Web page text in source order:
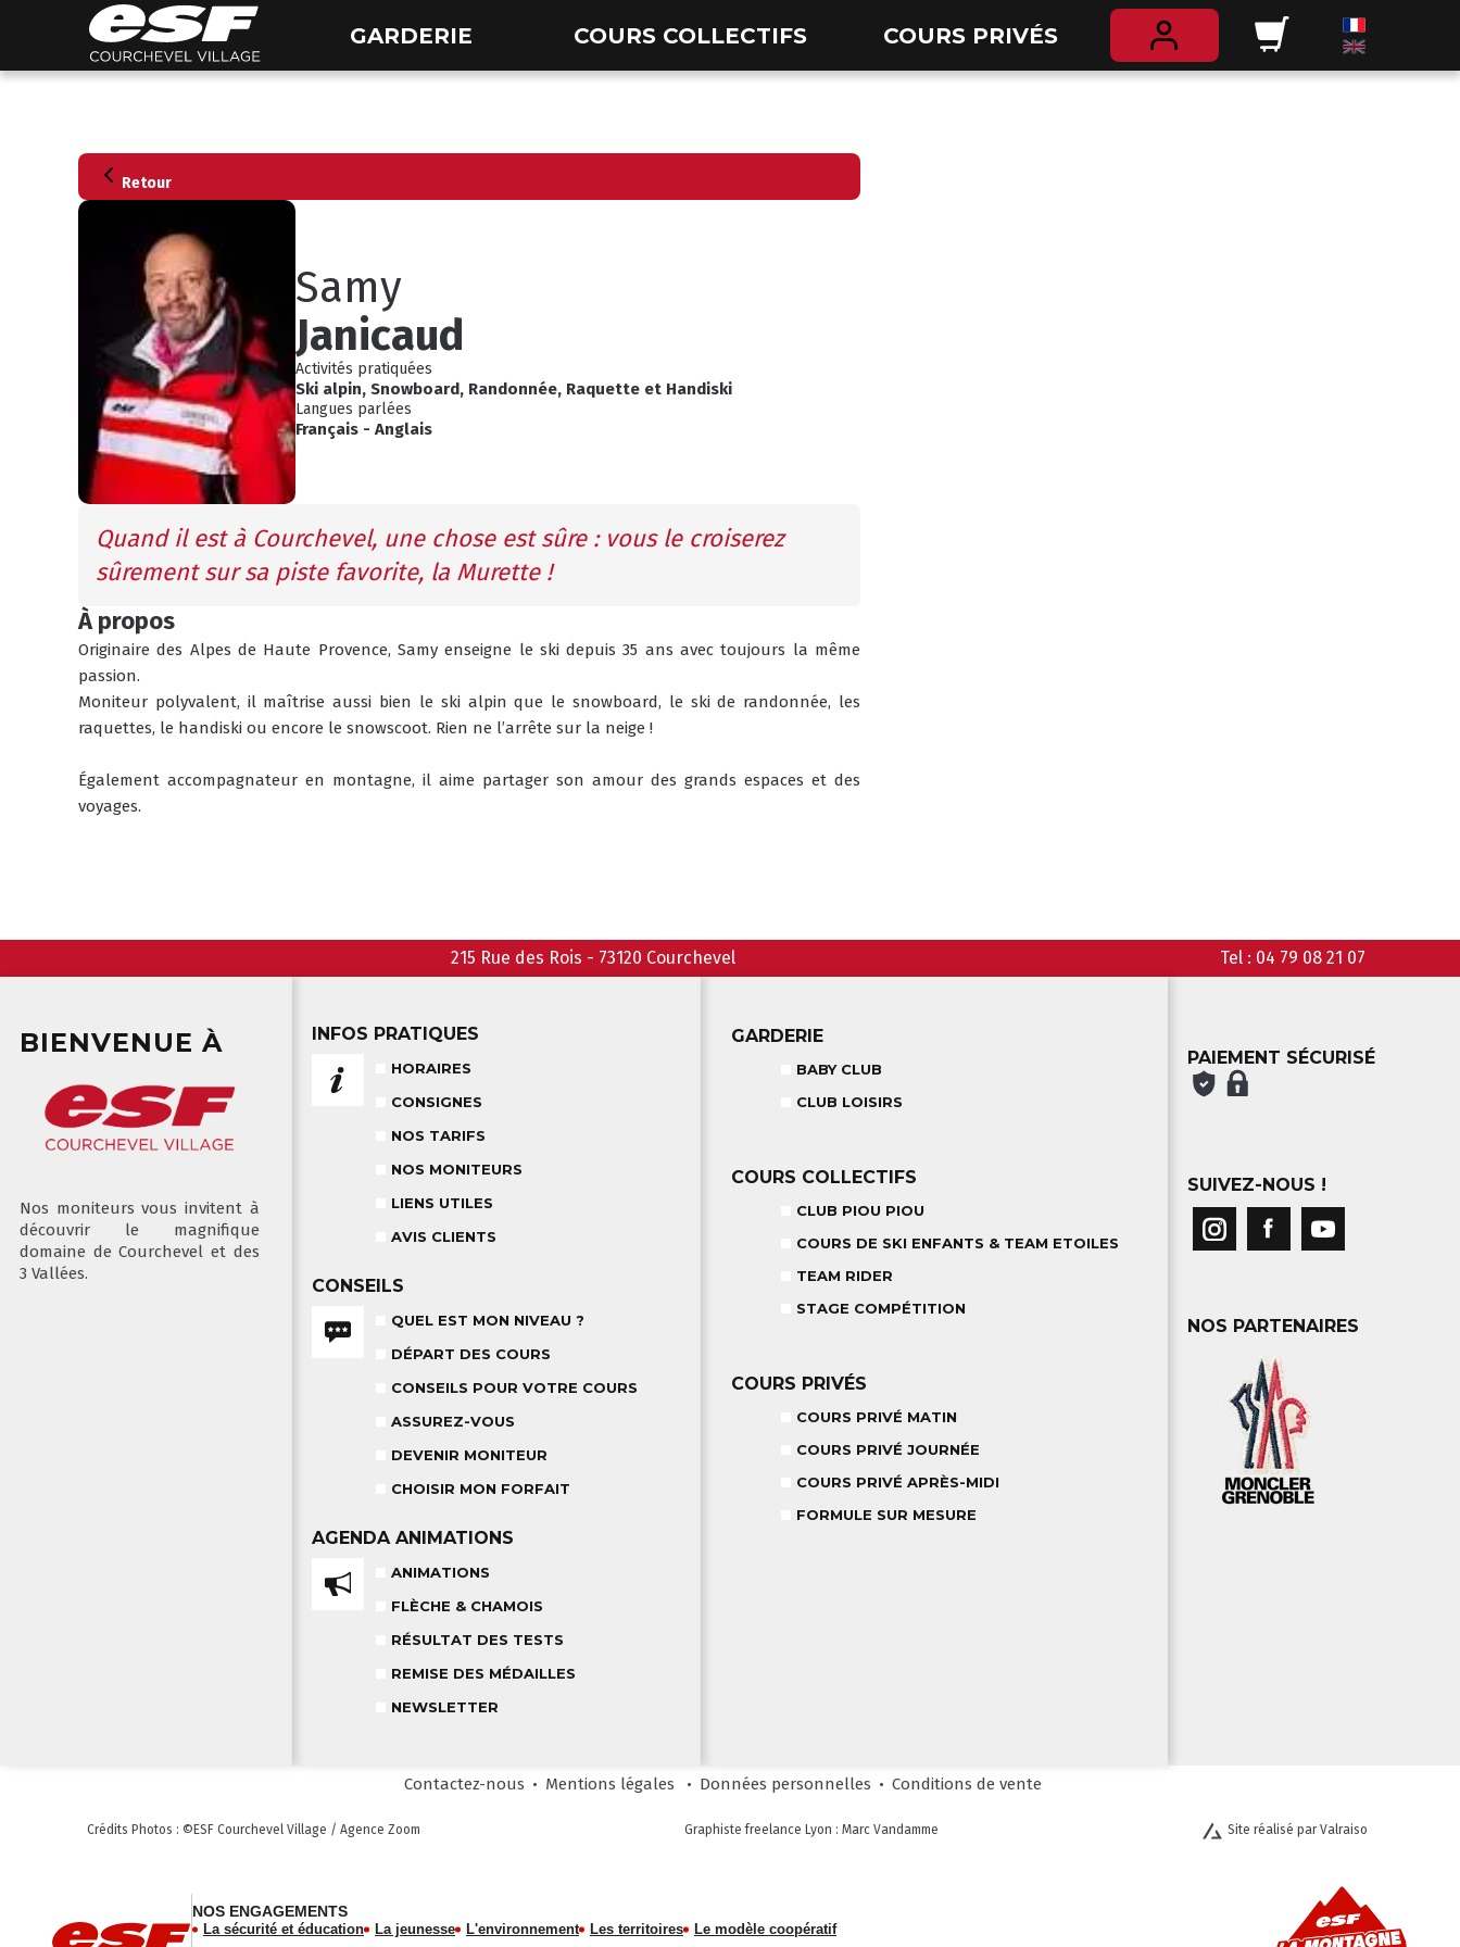
GARDERIE COURS COLLECTIFS COURS PRIVÉS
Retour
Samy
Janicaud
Activités pratiquées
Ski alpin, Snowboard, Randonnée, Raquette et Handiski
Langues parlées
Français - Anglais
Quand il est à Courchevel, une chose est sûre : vous le croiserez
sûrement sur sa piste favorite, la Murette !
À propos
Originaire des Alpes de Haute Provence, Samy enseigne le ski depuis 35 ans avec toujours la même
passion.
Moniteur polyvalent, il maîtrise aussi bien le ski alpin que le snowboard, le ski de randonnée, les
raquettes, le handiski ou encore le snowscoot. Rien ne l’arrête sur la neige !
Également accompagnateur en montagne, il aime partager son amour des grands espaces et des
voyages.
215 Rue des Rois - 73120 Courchevel Tel : 04 79 08 21 07
BIENVENUE À
Nos moniteurs vous invitent à
découvrir le magnifique
domaine de Courchevel et des
3 Vallées.
INFOS PRATIQUES
HORAIRES
CONSIGNES
NOS TARIFS
NOS MONITEURS
LIENS UTILES
AVIS CLIENTS
CONSEILS
QUEL EST MON NIVEAU ?
DÉPART DES COURS
CONSEILS POUR VOTRE COURS
ASSUREZ-VOUS
DEVENIR MONITEUR
CHOISIR MON FORFAIT
AGENDA ANIMATIONS
ANIMATIONS
FLÈCHE & CHAMOIS
RÉSULTAT DES TESTS
REMISE DES MÉDAILLES
NEWSLETTER
GARDERIE
BABY CLUB
CLUB LOISIRS
COURS COLLECTIFS
CLUB PIOU PIOU
COURS DE SKI ENFANTS & TEAM ETOILES
TEAM RIDER
STAGE COMPÉTITION
COURS PRIVÉS
COURS PRIVÉ MATIN
COURS PRIVÉ JOURNÉE
COURS PRIVÉ APRÈS-MIDI
FORMULE SUR MESURE
PAIEMENT SÉCURISÉ
SUIVEZ-NOUS !
NOS PARTENAIRES
Contactez-nous Mentions légales Données personnelles Conditions de vente
Crédits Photos : ©ESF Courchevel Village / Agence Zoom Graphiste freelance Lyon : Marc Vandamme Site réalisé par Valraiso
NOS ENGAGEMENTS
La sécurité et éducation La jeunesse L'environnement Les territoires Le modèle coopératif